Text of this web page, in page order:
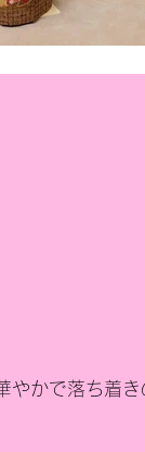
やかで落ち着き